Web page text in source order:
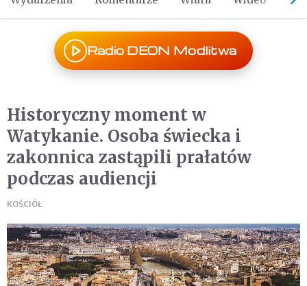
Radio DEON Modlitwa
Historyczny moment w
Watykanie. Osoba świecka i
zakonnica zastąpili prałatów
podczas audiencji
KOŚCIÓŁ